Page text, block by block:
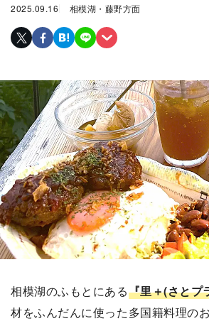
2025.09.16 相模湖・藤野方面
相模湖のふもとにある『里＋(さとプ
材をふんだんに使った多国籍料理の